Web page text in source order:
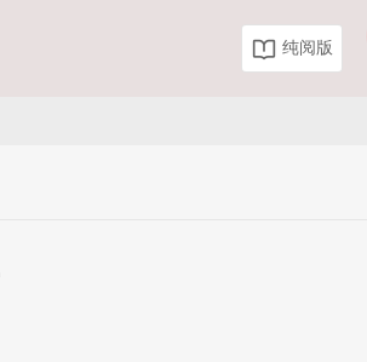
纯阅版